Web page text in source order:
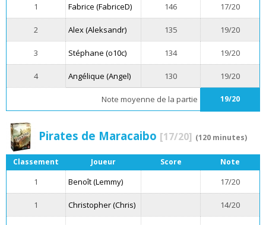
1 Fabrice (FabriceD) 146 17/20
2 Alex (Aleksandr) 135 19/20
3 Stéphane (o10c) 134 19/20
4 Angélique (Angel) 130 19/20
Note moyenne de la partie 19/20
Pirates de Maracaibo [17/20] (120 minutes)
Classement Joueur Score Note
1 Benoît (Lemmy) 17/20
1 Christopher (Chris) 14/20